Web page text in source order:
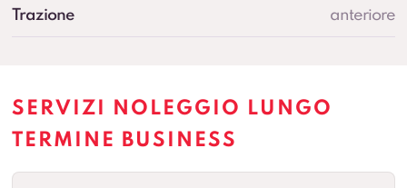
Trazione anteriore
SERVIZI NOLEGGIO LUNGO
TERMINE BUSINESS